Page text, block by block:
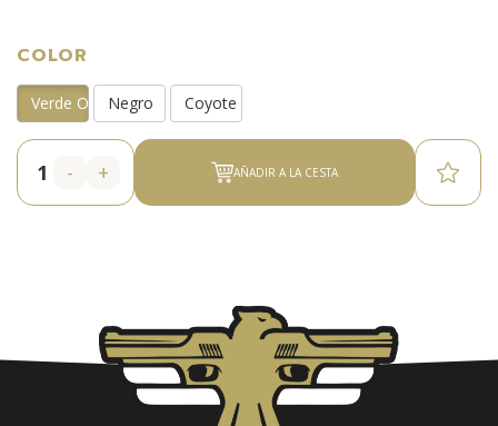
COLOR
Verde OlivaNegro Coyote
- + AÑADIR A LA CESTA